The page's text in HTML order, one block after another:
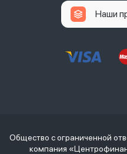
Наши
Общество с ограниченной
компания